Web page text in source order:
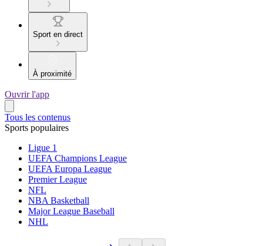
Sport en direct
À proximité
Ouvrir l'app
Tous les contenus
Sports populaires
Ligue 1
UEFA Champions League
UEFA Europa League
Premier League
NFL
NBA Basketball
Major League Baseball
NHL